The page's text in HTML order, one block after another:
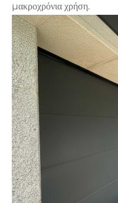
μακροχρόνια χρήση.